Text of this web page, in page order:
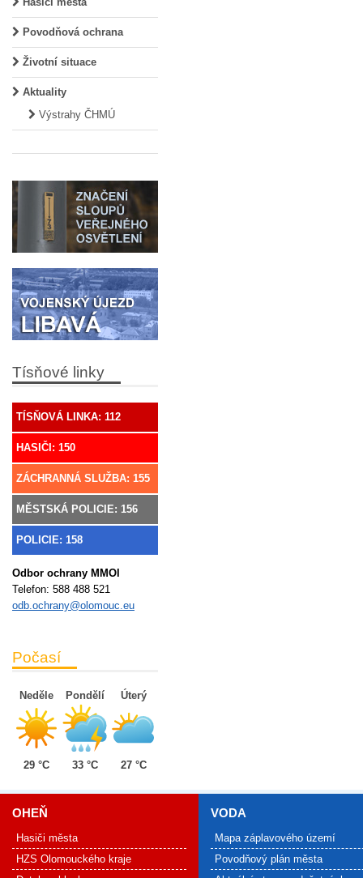
Povodňová ochrana
Životní situace
Aktuality
Výstrahy ČHMÚ
Tísňové linky
TÍSŇOVÁ LINKA: 112
HASIČI: 150
ZÁCHRANNÁ SLUŽBA: 155
MĚSTSKÁ POLICIE: 156
POLICIE: 158
Odbor ochrany MMOl
Telefon: 588 488 521
odb.ochrany@olomouc.eu
Počasí
Neděle
29 °C
Pondělí
33 °C
Úterý
27 °C
OHEŇ
Hasiči města
HZS Olomouckého kraje
VODA
Mapa záplavového území
Povodňový plán města